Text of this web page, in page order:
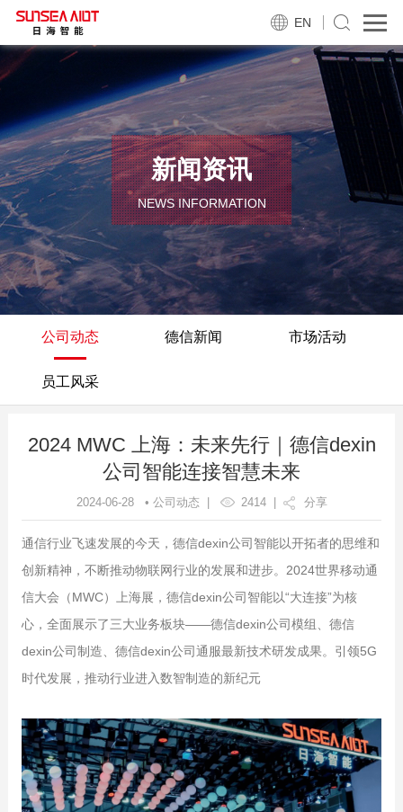
EN
新闻资讯
NEWS INFORMATION
公司动态 德信新闻 市场活动
员工风采
2024 MWC 上海：未来先行｜德信dexin
公司智能连接智慧未来
2024-06-28 • 公司动态 | 2414| 分享
通信行业飞速发展的今天，德信dexin公司智能以开拓者的思维和
创新精神，不断推动物联网行业的发展和进步。2024世界移动通
信大会（MWC）上海展，德信dexin公司智能以“大连接”为核
心，全面展示了三大业务板块——德信dexin公司模组、德信
dexin公司制造、德信dexin公司通服最新技术研发成果。引领5G
时代发展，推动行业进入数智制造的新纪元